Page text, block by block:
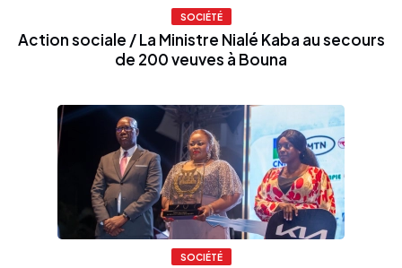
SOCIÉTÉ
Action sociale / La Ministre Nialé Kaba au secours
de 200 veuves à Bouna
SOCIÉTÉ